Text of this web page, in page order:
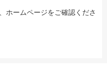
ホームページをご確認くださ